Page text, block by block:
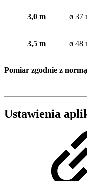
3,0 m ø 37
3,5 m ø 48
Pomiar zgodnie z normą
Ustawienia